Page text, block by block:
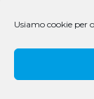
Usiamo cookie per